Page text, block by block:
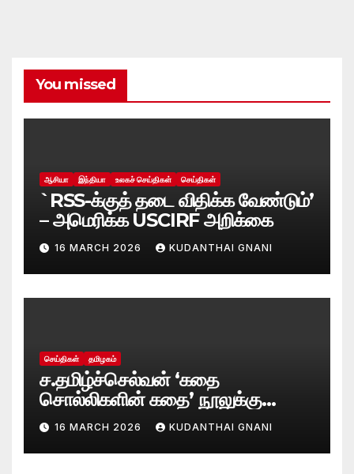
You missed
ஆசியா இந்தியா உலகச் செய்திகள் செய்திகள்
`RSS-க்குத் தடை விதிக்க வேண்டும்’
– அமெரிக்க USCIRF அறிக்கை
16 MARCH 2026 KUDANTHAI GNANI
செய்திகள் தமிழகம்
ச.தமிழ்ச்செல்வன் ‘கதை
சொல்லிகளின் கதை’ நூலுக்கு
சாகித்ய அகாடமி விருது!
16 MARCH 2026 KUDANTHAI GNANI